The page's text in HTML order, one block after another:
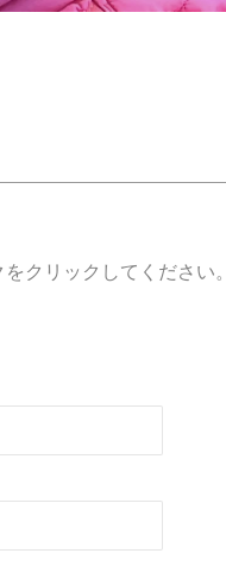
クリックしてください。